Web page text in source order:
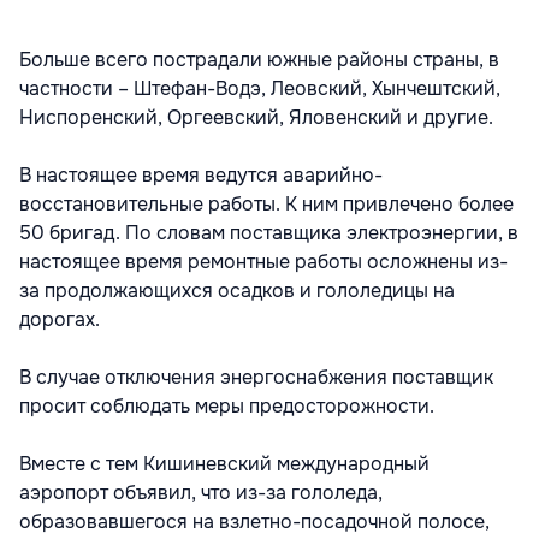
Больше всего пострадали южные районы страны, в
частности – Штефан-Водэ, Леовский, Хынчештский,
Ниспоренский, Оргеевский, Яловенский и другие.
В настоящее время ведутся аварийно-
восстановительные работы. К ним привлечено более
50 бригад. По словам поставщика электроэнергии, в
настоящее время ремонтные работы осложнены из-
за продолжающихся осадков и гололедицы на
дорогах.
В случае отключения энергоснабжения поставщик
просит соблюдать меры предосторожности.
Вместе с тем Кишиневский международный
аэропорт объявил, что из-за гололеда,
образовавшегося на взлетно-посадочной полосе,